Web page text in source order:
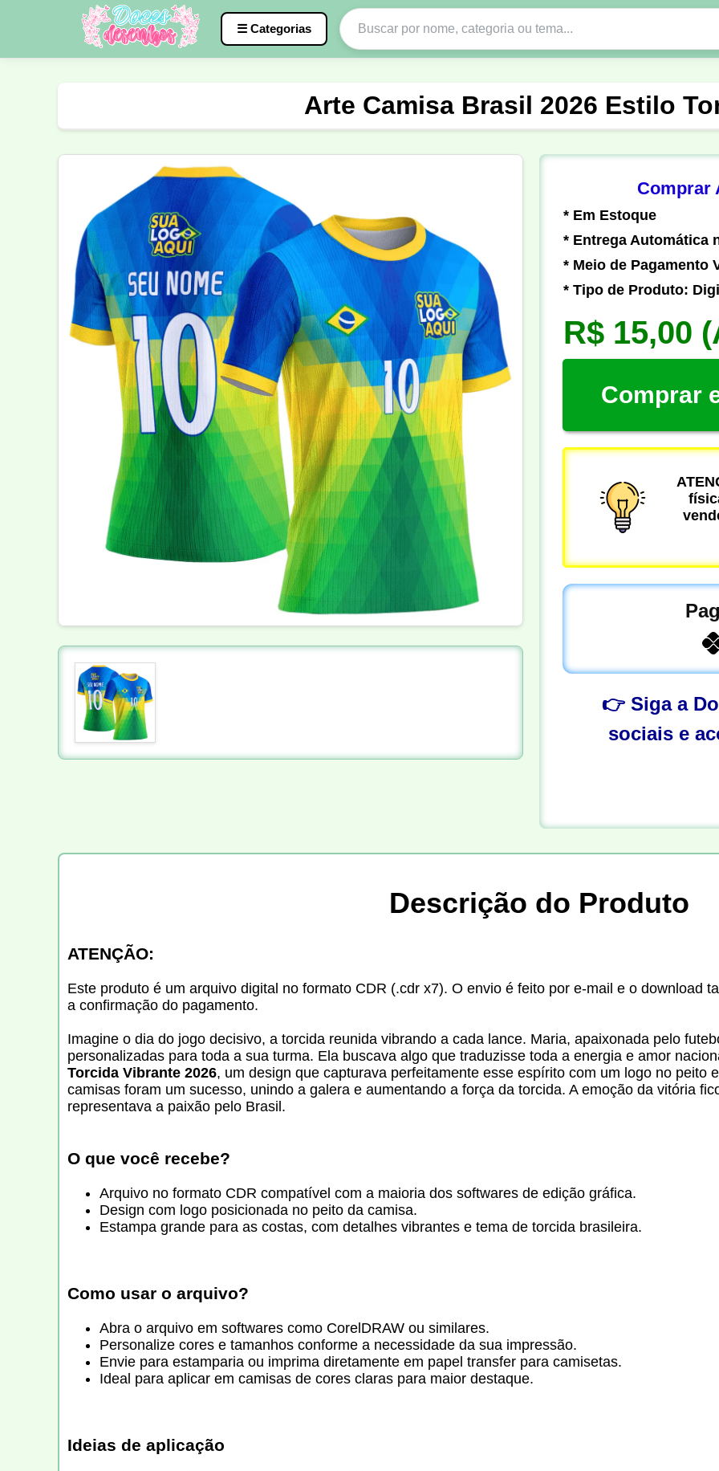
☰ Categorias
Carnaval Natal Natalina Vôlei
Motocross Ciclismo Nail Designer Pedagogia Biologia Geografia
Língua Portuguesa
Arte Camisa Brasil 2026 Estilo
Comprar
* Em Estoque
* Entrega Automática
* Meio de Pagamento
* Tipo de Produto:
R$ 15,00
Comprar
👉 Siga a
sociais e
Descrição do Produto
ATENÇÃO:
Este produto é um arquivo digital no formato CDR (.cdr x7). O envio é feito por e-mail e o download
a confirmação do pagamento.
Imagine o dia do jogo decisivo, a torcida reunida vibrando a cada lance. Maria, apaixonada pelo
personalizadas para toda a sua turma. Ela buscava algo que traduzisse toda a energia e amor
Torcida Vibrante 2026, um design que capturava perfeitamente esse espírito com um logo no peito
camisas foram um sucesso, unindo a galera e aumentando a força da torcida. A emoção da vitória
representava a paixão pelo Brasil.
O que você recebe?
Arquivo no formato CDR compatível com a maioria dos softwares de edição gráfica.
Design com logo posicionada no peito da camisa.
Estampa grande para as costas, com detalhes vibrantes e tema de torcida brasileira.
Como usar o arquivo?
Abra o arquivo em softwares como CorelDRAW ou similares.
Personalize cores e tamanhos conforme a necessidade da sua impressão.
Envie para estamparia ou imprima diretamente em papel transfer para camisetas.
Ideal para aplicar em camisas de cores claras para maior destaque.
Ideias de aplicação